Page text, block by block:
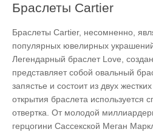
Браслеты Cartier
Браслеты Cartier, несомненно,
популярных ювелирных
Легендарный браслет Love,
представляет собой овальный
запястье и состоит из двух
открытия браслета используется
отвертка. От молодой
герцогини Сассекской Меган